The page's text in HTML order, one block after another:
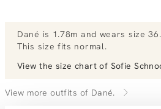
Dané is 1.78m and wears size 36.
This size fits normal .
View the size chart of Sofie
View more outfits of Dané.